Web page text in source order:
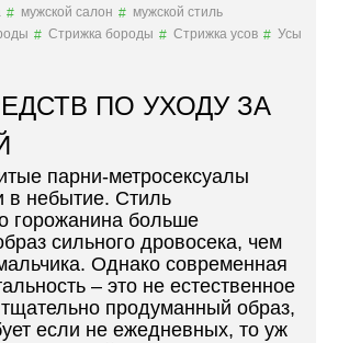
мужской салон
мужской стиль
Стрижка бороды Стрижка усов Усы
ПО УХОДУ ЗА
парни-метросексуалы
в небытие. Стиль
горожанина больше
сильного дровосека, чем
Однако современная
– это не естественное
продуманный образ,
если не ежедневных, то уж